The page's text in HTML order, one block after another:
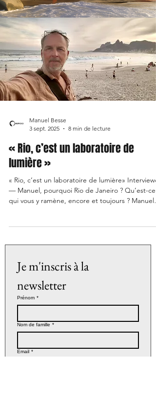
Manuel Besse
3 sept. 2025
8 min de lecture
« Rio, c’est un laboratoire de
lumière »
« Rio, c’est un laboratoire de lumière»
— Manuel, pourquoi Rio de Janeiro ? Qu’est-ce
qui vous y ramène, encore et toujours ? Manuel
d’humeur d’une heure à l’autre. À Rio, la lumière
n’éclaire pas seulement les scènes : elle
Je m'inscris à la
newsletter
Prénom *
Nom de famille *
Email *